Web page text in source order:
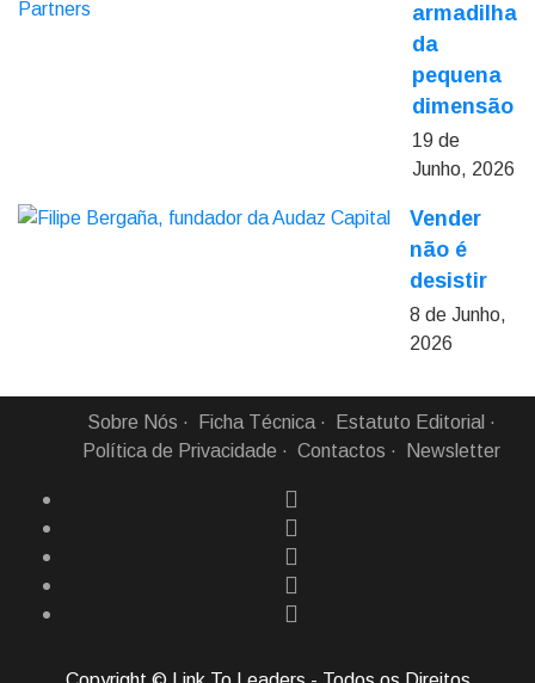
armadilha
da
pequena
dimensão
19 de
Junho, 2026
Vender
não é
desistir
8 de Junho,
2026
Sobre Nós Ficha Técnica
Estatuto Editorial
Política de Privacidade
Contactos Newsletter